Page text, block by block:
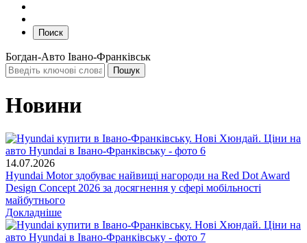
Поиск
Богдан-Авто Івано-Франківськ
Новини
14.07.2026
Hyundai Motor здобуває найвищі нагороди на Red Dot Award
Design Concept 2026 за досягнення у сфері мобільності
майбутнього
Докладніше